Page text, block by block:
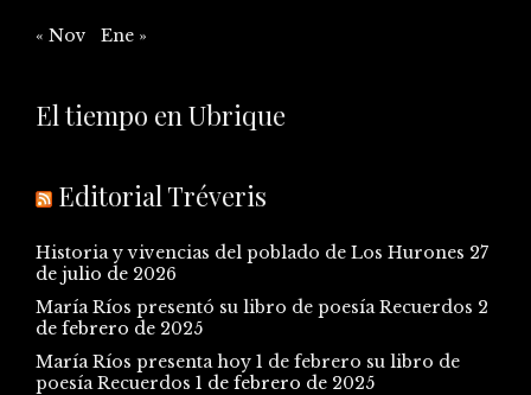
« Nov Ene »
El tiempo en Ubrique
Editorial Tréveris
Historia y vivencias del poblado de Los Hurones 27
de julio de 2026
María Ríos presentó su libro de poesía Recuerdos 2
de febrero de 2025
María Ríos presenta hoy 1 de febrero su libro de
poesía Recuerdos 1 de febrero de 2025